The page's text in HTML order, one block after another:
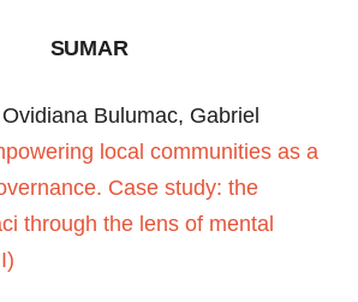
SUMAR
Bulumac, Gabriel
local communities as a
Case study: the
through the lens of mental